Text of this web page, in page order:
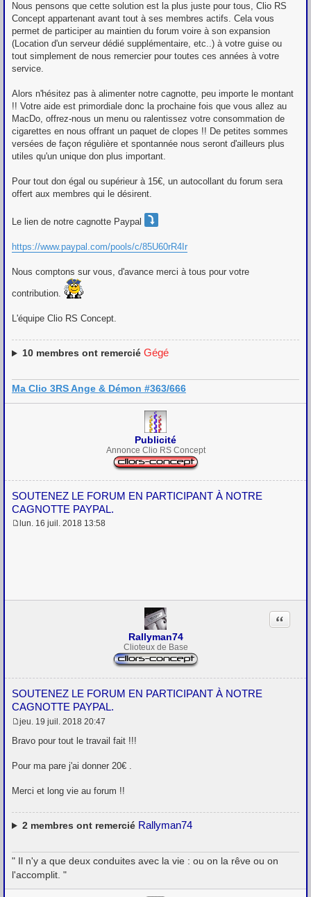
Nous pensons que cette solution est la plus juste pour tous, Clio RS
Concept appartenant avant tout à ses membres actifs. Cela vous
permet de participer au maintien du forum voire à son expansion
(Location d'un serveur dédié supplémentaire, etc..) à votre guise ou
tout simplement de nous remercier pour toutes ces années à votre
service.
Alors n'hésitez pas à alimenter notre cagnotte, peu importe le montant
!! Votre aide est primordiale donc la prochaine fois que vous allez au
MacDo, offrez-nous un menu ou ralentissez votre consommation de
cigarettes en nous offrant un paquet de clopes !! De petites sommes
versées de façon régulière et spontannée nous seront d'ailleurs plus
utiles qu'un unique don plus important.
Pour tout don égal ou supérieur à 15€, un autocollant du forum sera
offert aux membres qui le désirent.
Le lien de notre cagnotte Paypal
https://www.paypal.com/pools/c/85U60rR4Ir
Nous comptons sur vous, d'avance merci à tous pour votre
contribution.
L'équipe Clio RS Concept.
10membres ont remercié Gégé
Ma Clio 3RS Ange & Démon #363/666
Publicité
Annonce Clio RS Concept
SOUTENEZ LE FORUM EN PARTICIPANT À NOTRE
CAGNOTTE PAYPAL.
lun. 16 juil. 2018 13:58
Rallyman74
Clioteux de Base
SOUTENEZ LE FORUM EN PARTICIPANT À NOTRE
CAGNOTTE PAYPAL.
Citation
e
a
e
jeu. 19 juil. 2018 20:47
Bravo pour tout le travail fait !!!
Pour ma pare j'ai donner 20€ .
Merci et long vie au forum !!
2membres ont remercié Rallyman74
" Il n'y a que deux conduites avec la vie : ou on la rêve ou on
l'accomplit. "